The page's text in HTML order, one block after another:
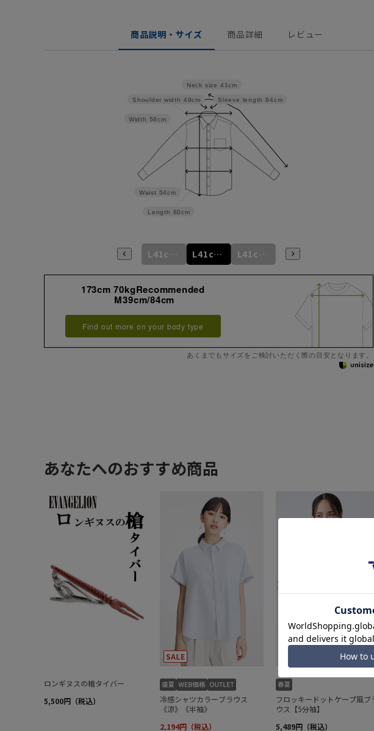
商品説明・サイズ 商品詳細 レビュー
Sleeve length 84cm
Neck size 41cm
Length 80cm
Waist 54cm
Width 58cm
Shoulder width 49cm
L41cm/82cm L41cm/84cm L41cm/86cm
173cm 70kgRecommended
M39cm/84cm
Find out more on your body type
あくまでもサイズをご検討いただく際の目安となります。